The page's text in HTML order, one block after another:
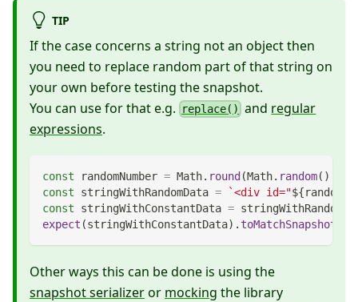
TIP
If the case concerns a string not an object then
you need to replace random part of that string on
your own before testing the snapshot.
You can use for that e.g.
replace() and regular
expressions.
const randomNumber = Math. round (Math. random( )
const stringWithRandomData = `<div id="${
const stringWithConstantData =
expect (stringWithConstantData) . toMatchSnapshot
Other ways this can be done is using the
snapshot serializeror mocking the library